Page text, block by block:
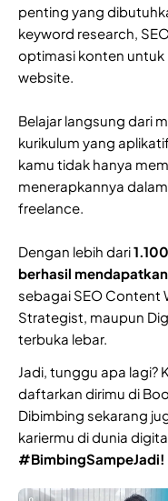
penting yang
keyword research,
optimasi konten
website.
Belajar langsung dari
kurikulum yang
kamu tidak hanya
menerapkannya
freelance.
Dengan lebih dari
berhasil
sebagai SEO Content
Strategist, maupun
terbuka lebar.
Jadi, tunggu apa lagi?
daftarkan dirimu di
Dibimbing sekarang
kariermu di dunia
#BimbingSampeJadi!